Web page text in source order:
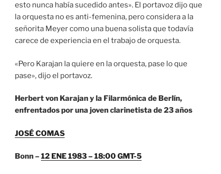
esto nunca había sucedido antes». El portavoz dijo que
la orquesta no es anti-femenina, pero considera a la
señorita Meyer como una buena solista que todavía
carece de experiencia en el trabajo de orquesta.
«Pero Karajan la quiere en la orquesta, pase lo que
pase», dijo el portavoz.
Herbert von Karajan y la Filarmónica de Berlín,
enfrentados por una joven clarinetista de 23 años
JOSÉ COMAS
Bonn –12 ENE 1983 – 18:00 GMT-5